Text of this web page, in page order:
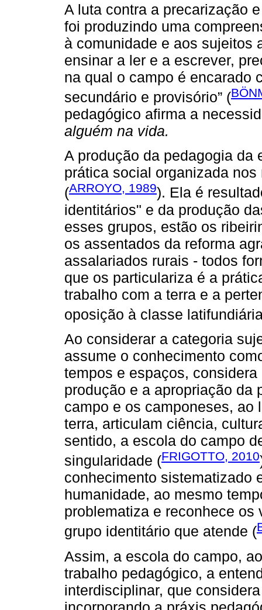
A luta contra a precarização
foi produzindo uma
à comunidade e aos sujeitos
ensinar a ler e a escrever,
na qual o campo é encarado
secundário e provisório” (
pedagógico afirma a
alguém na vida.
A produção da pedagogia da
prática social organizada
(ARROYO, 1989). Ela é
identitários" e da produção
esses grupos, estão os
os assentados da reforma
assalariados rurais - todos
que os particulariza é a
trabalho com a terra e a
oposição à classe
Ao considerar a categoria
assume o conhecimento
tempos e espaços,
produção e a apropriação da
campo e os camponeses, ao
terra, articulam ciência,
sentido, a escola do campo
singularidade (FRIGOTTO, 2010
conhecimento sistematizado
humanidade, ao mesmo
problematiza e reconhece
grupo identitário que atende (
Assim, a escola do campo,
trabalho pedagógico, a
interdisciplinar, que